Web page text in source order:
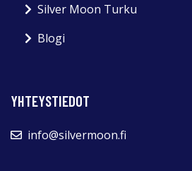
Silver Moon Turku
Blogi
YHTEYSTIEDOT
info@silvermoon.fi